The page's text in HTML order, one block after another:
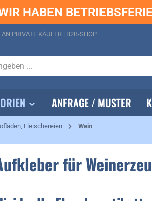
HABEN
PRIVATE KÄUFER | B2B-SHOP
ANFRAGE / MUSTER
Fleischereien Wein
für